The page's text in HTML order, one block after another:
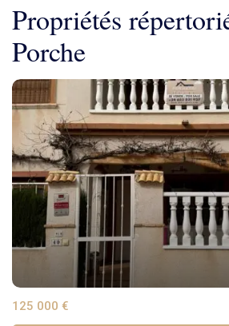
Propriétés
Porche
125 000 €